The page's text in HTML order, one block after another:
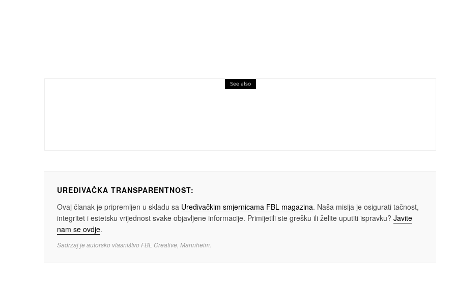
See also
UREĐIVAČKA TRANSPARENTNOST:
Ovaj članak je pripremljen u skladu sa Uređivačkim smjernicama FBL magazina. Naša misija je osigurati tačnost,
integritet i estetsku vrijednost svake objavljene informacije. Primijetili ste grešku ili želite uputiti ispravku? Javite
nam se ovdje.
Sadržaj je autorsko vlasništvo FBL Creative, Mannheim.